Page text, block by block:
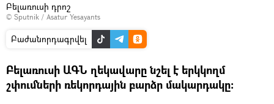
Բելառուսի դրոշ
© Sputnik / Asatur Yesayants
Բաժանորդագրվել
Բելառուսի ԱԳՆ ղեկավարը նշել է երկկողմ
շփումների ռեկորդային բարձր մակարդակը։